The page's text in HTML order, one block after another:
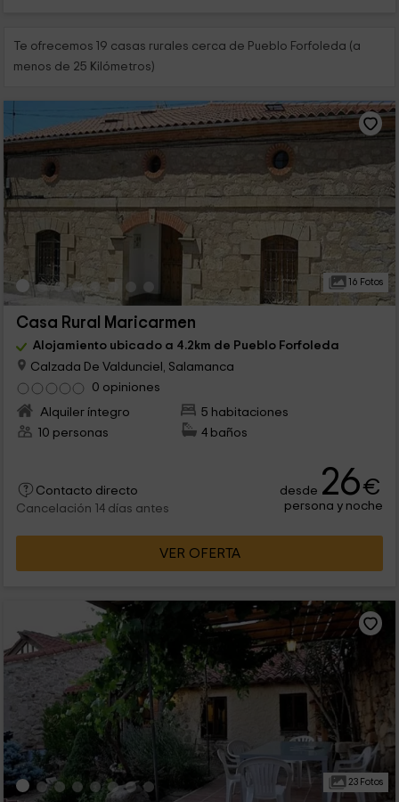
Te ofrecemos 19 casas rurales cerca de Pueblo Forfoleda (a
menos de 25 Kilómetros)
16 Fotos
Casa Rural Maricarmen
Alojamiento ubicado a 4.2km de Pueblo Forfoleda
Calzada De Valdunciel, Salamanca
0 opiniones
Alquiler íntegro
5 habitaciones
10 personas
4 baños
Contacto directo
Cancelación 14 días antes
desde 26€
persona y noche
VER OFERTA
23 Fotos